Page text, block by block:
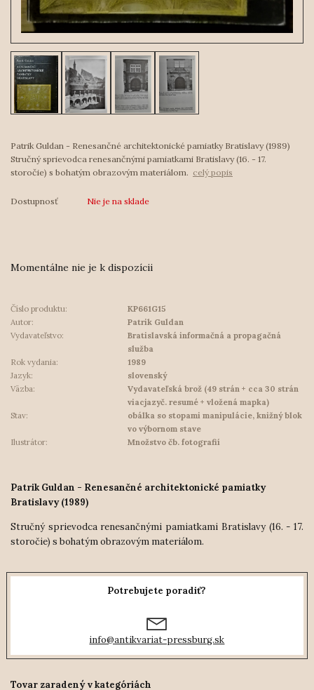
Patrik Guldan - Renesančné architektonické pamiatky Bratislavy (1989)
Stručný sprievodca renesančnými pamiatkami Bratislavy (16. - 17.
storočie) s bohatým obrazovým materiálom. celý popis
Dostupnosť Nie je na sklade
Momentálne nie je k dispozícii
Číslo produktu:
KP661G15
Autor:
Patrik Guldan
Vydavateľstvo:
Bratislavská informačná a propagačná
služba
Rok vydania:
1989
Jazyk:
slovenský
Väzba:
Vydavateľská brož (49 strán + cca 30 strán
viacjazyč. resumé + vložená mapka)
Stav:
obálka so stopami manipulácie, knižný blok
vo výbornom stave
Ilustrátor:
Množstvo čb. fotografií
Patrik Guldan - Renesančné architektonické pamiatky
Bratislavy (1989)
Stručný sprievodca renesančnými pamiatkami Bratislavy (16. - 17.
storočie) s bohatým obrazovým materiálom.
Potrebujete poradiť?
info@antikvariat-pressburg.sk
Tovar zaradený v kategóriách